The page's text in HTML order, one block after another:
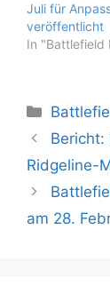
Juli für
veröffentlicht
In "Battlefield
Bericht:
Ridgeline-
am 28.